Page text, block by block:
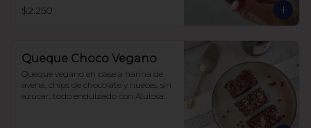
$2.250
Queque Choco Vegano
Queque vegano en base a harina de
avena, chips de chocolate y nueces, sin
azúcar, todo endulzado con Alulosa.